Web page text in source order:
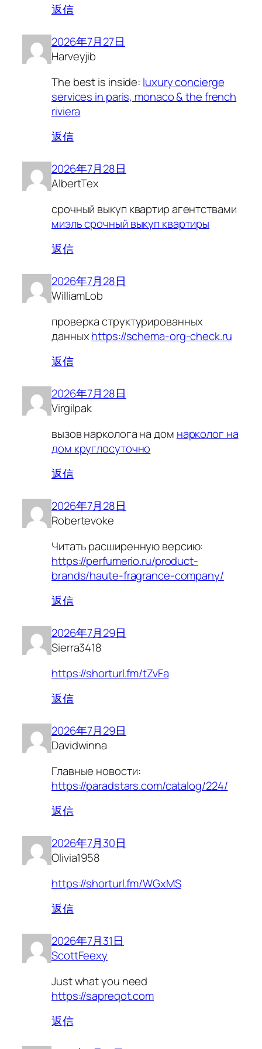
返信
2026年7月27日
Harveyjib
The best is inside: luxury concierge
services in paris, monaco & the french
riviera
返信
2026年7月28日
AlbertTex
срочный выкуп квартир агентствами
миэль срочный выкуп квартиры
返信
2026年7月28日
WilliamLob
проверка структурированных
данныхhttps://schema-org-check.ru
返信
2026年7月28日
Virgilpak
вызов нарколога на дом нарколог на
дом круглосуточно
返信
2026年7月28日
Robertevoke
Читать расширенную версию:
https://perfumerio.ru/product-
brands/haute-fragrance-company/
返信
2026年7月29日
Sierra3418
https://shorturl.fm/tZvFa
返信
2026年7月29日
Davidwinna
Главные новости:
https://paradstars.com/catalog/224/
返信
2026年7月30日
Olivia1958
https://shorturl.fm/WGxMS
返信
2026年7月31日
ScottFeexy
Just what you need
https://sapreqot.com
返信